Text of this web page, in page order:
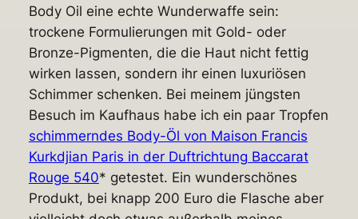
Body Oil eine echte Wunderwaffe sein:
trockene Formulierungen mit Gold- oder
Bronze-Pigmenten, die die Haut nicht fettig
wirken lassen, sondern ihr einen luxuriösen
Schimmer schenken. Bei meinem jüngsten
Besuch im Kaufhaus habe ich ein paar Tropfen
schimmerndes Body-Öl von Maison Francis
Kurkdjian Paris in der Duftrichtung Baccarat
Rouge 540* getestet. Ein wunderschönes
Produkt, bei knapp 200 Euro die Flasche aber